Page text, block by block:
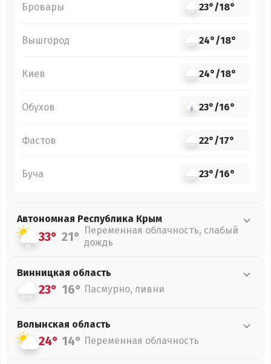
Бровары 23°/18°
Вышгород 24°/18°
Киев 24°/18°
Обухов 23°/16°
Фастов 22°/17°
Буча 23°/16°
Автономная Республика Крым
33° 21° Переменная облачность, слабый
дождь
Винницкая область
23° 16° Пасмурно, ливни
Волынская область
24° 14° Переменная облачность